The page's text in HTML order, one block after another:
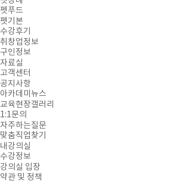
펫푸드
펫기본
수강후기
취창업정보
구인정보
자료실
고객센터
공지사항
아카데미뉴스
교육현장갤러리
1:1문의
자주하는질문
맞춤직업찾기
내강의실
수강정보
강의실 입장
약관 및 정책